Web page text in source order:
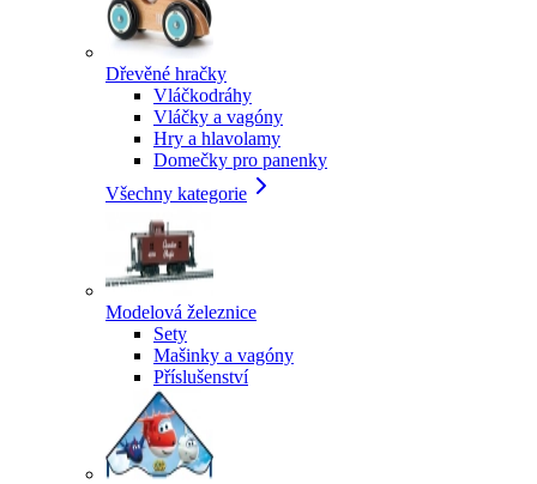
Dřevěné hračky
Vláčkodráhy
Vláčky a vagóny
Hry a hlavolamy
Domečky pro panenky
Všechny kategorie
Modelová železnice
Sety
Mašinky a vagóny
Příslušenství